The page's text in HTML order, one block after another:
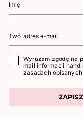
Wyrażam zgodę na
mail informacji
zasadach